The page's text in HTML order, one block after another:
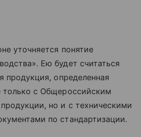
уточняется понятие
Ею будет считаться
продукция, определенная
только с Общероссийским
но и с техническими
по стандартизации.